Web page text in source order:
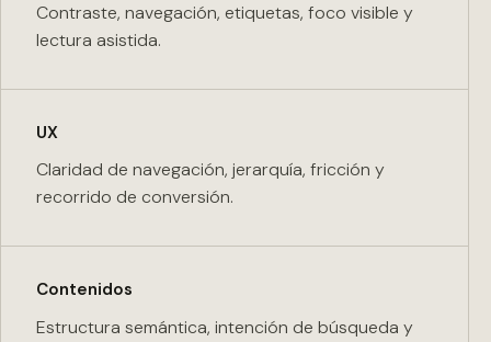
Contraste, navegación, etiquetas, foco visible y
lectura asistida.
UX
Claridad de navegación, jerarquía, fricción y
recorrido de conversión.
Contenidos
Estructura semántica, intención de búsqueda y